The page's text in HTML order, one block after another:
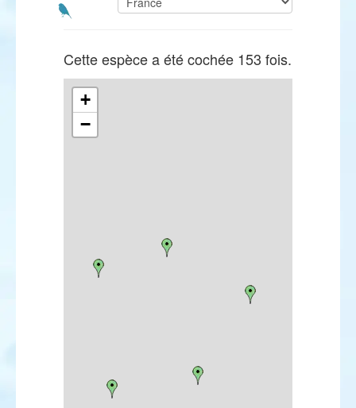
Cette espèce a été cochée 153 fois.
+
−